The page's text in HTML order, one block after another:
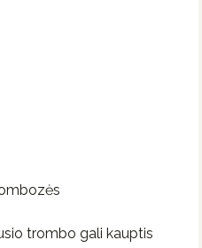
trombo gali kauptis